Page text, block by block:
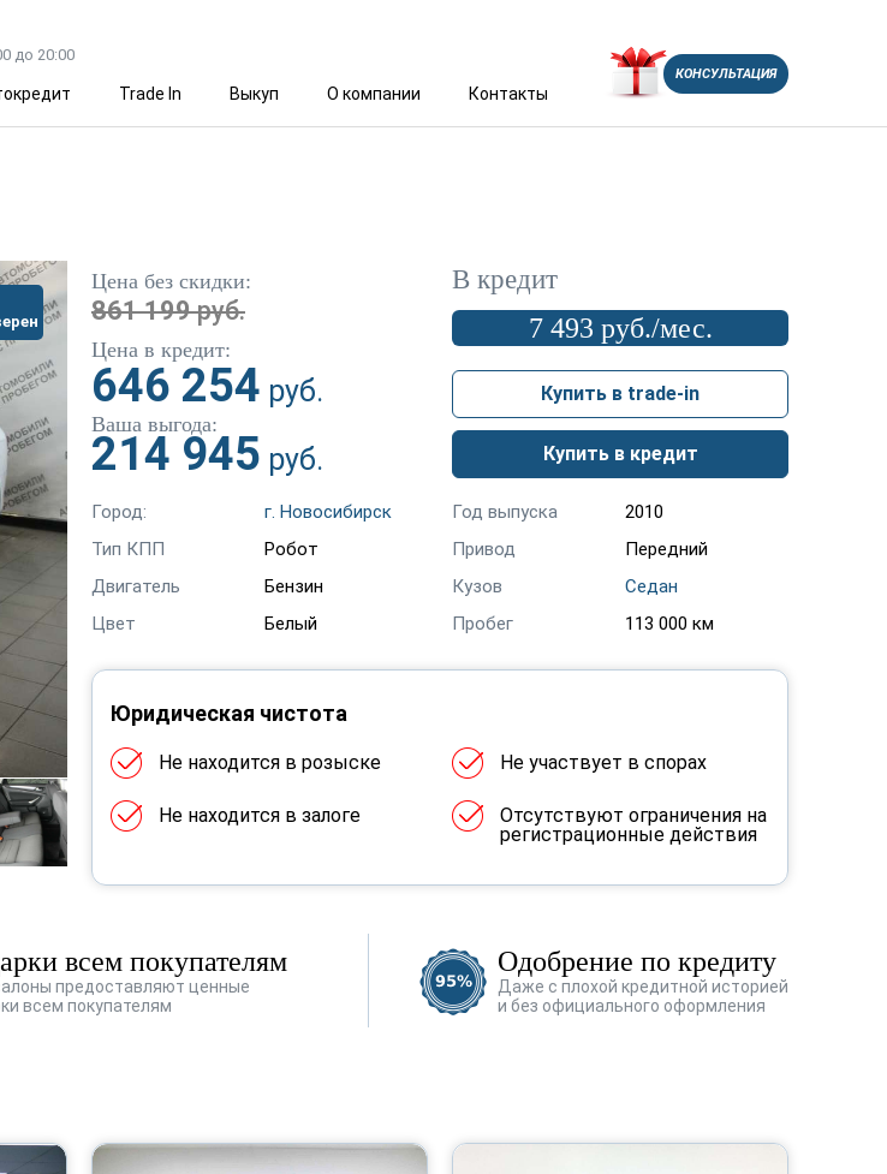
до 20:00
Trade In Выкуп О компании Контакты
КОНСУЛЬТАЦИЯ
Цена без скидки:
861 199руб.
Цена в кредит:
646 254 руб.
Ваша выгода:
214 945 руб.
В кредит
7 493 руб./мес.
Купить в trade-in
Купить в кредит
Город: г. Новосибирск Год выпуска
2010
Тип КПП
Робот Привод
Передний
Двигатель
Бензин Кузов
Седан
Цвет
Белый Пробег 113 000 км
Юридическая чистота
Не находится в розыске Не участвует в спорах
Не находится в залоге
Отсутствуют ограничения на
регистрационные действия
всем покупателям
предоставляют ценные
всем покупателям
Одобрение по кредиту
Даже с плохой кредитной историей
и без официального оформления